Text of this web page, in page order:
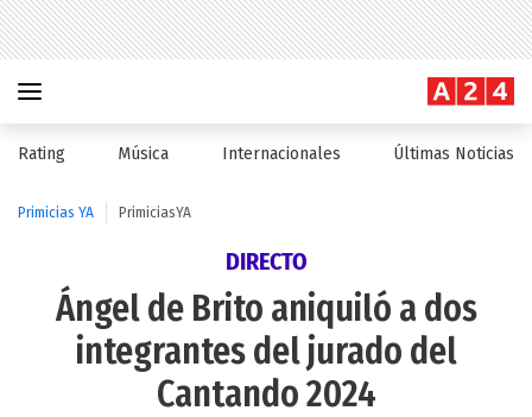
Rating Música Internacionales Últimas Noticias
Primicias YA PrimiciasYA
DIRECTO
Ángel de Brito aniquiló a dos
integrantes del jurado del
Cantando 2024